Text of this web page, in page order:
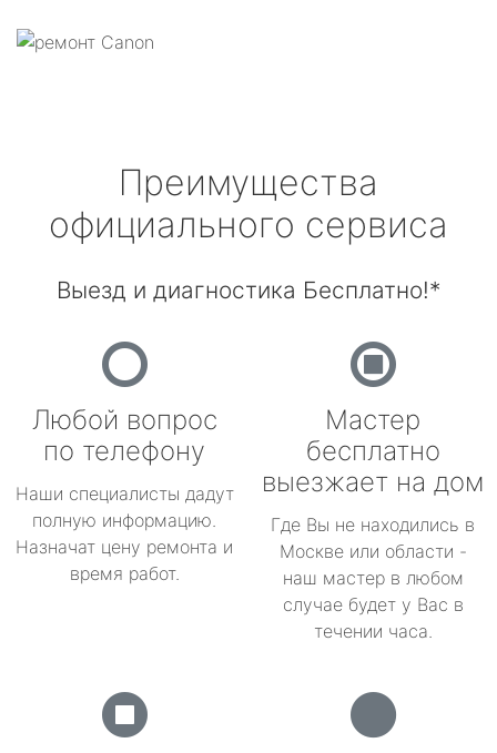
Преимущества
официального сервиса
Выезд и диагностика Бесплатно!*
Любой вопрос
по телефону
Наши специалисты дадут
полную информацию.
Назначат цену ремонта и
время работ.
Мастер
бесплатно
выезжает на дом
Где Вы не находились в
Москве или области -
наш мастер в любом
случае будет у Вас в
течении часа.